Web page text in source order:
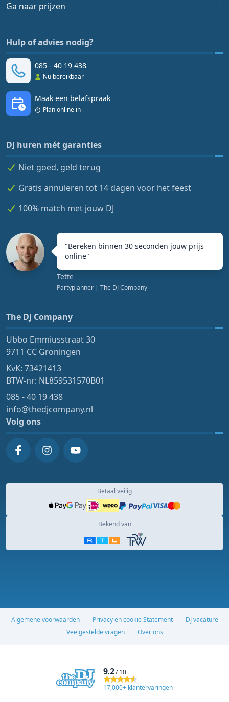
Ga naar prijzen
Hulp of advies nodig?
085 - 40 19 438
Nu bereikbaar
Maak een belafspraak
Plan online in
DJ huren mét garanties
Niet goed, geld terug
Gratis annuleren tot 14 dagen voor het feest
100% match met jouw DJ
"Bereken binnen 30 seconden jouw prijs
online"
Tette
Partyplanner | The DJ Company
The DJ Company
Ubbo Emmiusstraat 30
9711 CC Groningen
KvK: 73421413
BTW-nr: NL859531570B01
085 - 40 19 438
info@thedjcompany.nl
Volg ons
Betaal veilig
Bekend van
Algemene voorwaarden Privacy en cookie Statement
DJ vacature
Veelgestelde vragen
Over ons
9.2/ 10
17,000+ klantervaringen